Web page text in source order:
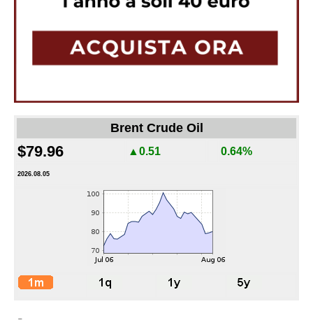
Brent Crude Oil
$79.96 ▲0.51 0.64%
2026.08.05
-